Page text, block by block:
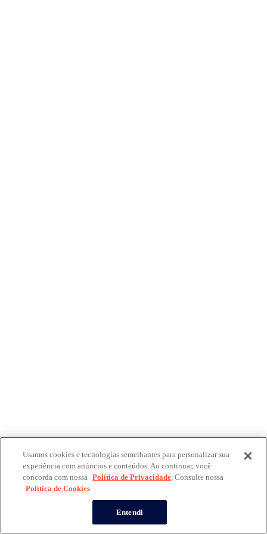
Usamos cookies e tecnologias semelhantes para personalizar sua
experiência com anúncios e conteúdos. Ao continuar, você
concorda com nossa Política de Privacidade. Consulte nossa
Política de Cookies
Entendi